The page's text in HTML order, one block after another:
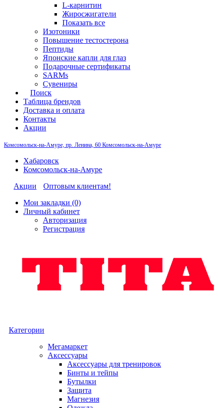
L-карнитин
Жиросжигатели
Показать все
Изотоники
Повышение тестостерона
Пептиды
Японские капли для глаз
Подарочные сертификаты
SARMs
Сувениры
Поиск
Таблица брендов
Доставка и оплата
Контакты
Акции
Комсомольск-на-Амуре, пр. Ленина, 60 Комсомольск-на-Амуре
Хабаровск
Комсомольск-на-Амуре
Акции
Оптовым клиентам!
Мои закладки (0)
Личный кабинет
Авторизация
Регистрация
Категории
Мегамаркет
Аксессуары
Аксессуары для тренировок
Бинты и тейпы
Бутылки
Защита
Магнезия